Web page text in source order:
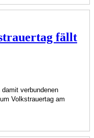
fällt
verbundenen
Volkstrauertag am